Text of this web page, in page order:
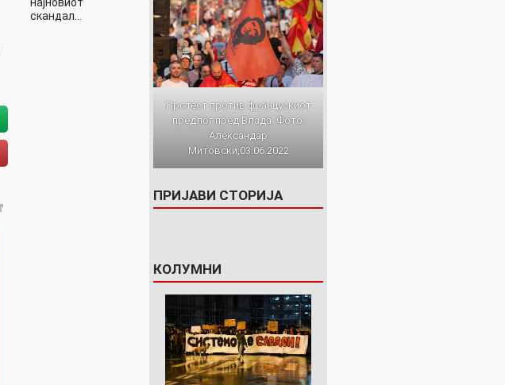
скандал…
Протест против францускиот
предлог пред Влада. Фото:
Александар
Митовски,03.06.2022
ПРИЈАВИ СТОРИЈА
КОЛУМНИ